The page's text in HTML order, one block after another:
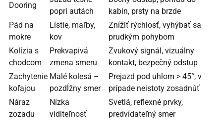
Dooring
popri autách
kabín, prsty na brzde
Pád na
mokre
Lístie, maľby,
kov
Znížiť rýchlosť, vyhýbať sa
prudkým pohybom
Kolízia s
chodcom
Prekvapivá
zmena smeru
Zvukový signál, vizuálny
kontakt, bezpečný odstup
Zachytenie
koľajou
Malé kolesá –
pozdĺžny smer
Prejazd pod uhlom > 45°, v
prípade neistoty zosadnúť
Náraz
zozadu
Nízka
viditeľnosť
Svetlá, reflexné prvky,
predvídateľný smer